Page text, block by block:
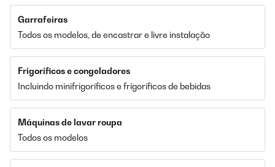
Garrafeiras
Todos os modelos, de encastrar e livre instalação
Frigoríficos e congeladores
Incluindo minifrigoríficos e frigoríficos de bebidas
Máquinas de lavar roupa
Todos os modelos